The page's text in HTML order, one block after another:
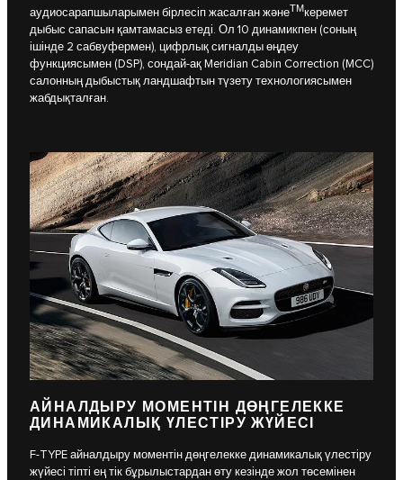
аудиосарапшыларымен бірлесіп жасалған жәнеТМкеремет
дыбыс сапасын қамтамасыз етеді. Ол 10 динамикпен (соның
ішінде 2 сабвуфермен), цифрлық сигналды өңдеу
функциясымен (DSP), сондай-ақ Meridian Cabin Correction (MCC)
салонның дыбыстық ландшафтын түзету технологиясымен
жабдықталған.
АЙНАЛДЫРУ МОМЕНТІН ДӨҢГЕЛЕККЕ
ДИНАМИКАЛЫҚ ҮЛЕСТІРУ ЖҮЙЕСІ
F-TYPE айналдыру моментін дөңгелекке динамикалық үлестіру
жүйесі тіпті ең тік бұрылыстардан өту кезінде жол төсемінен